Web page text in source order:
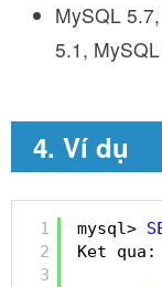
MySQL
5.1,
4. Ví dụ
1
2
3
mysql>
Ket qua: